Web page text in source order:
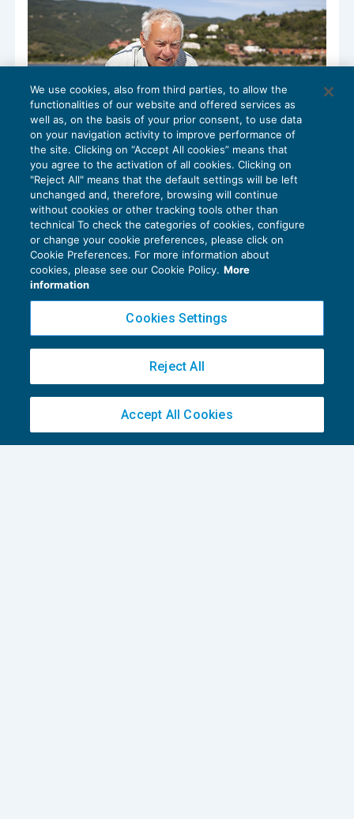
Quota 100: incumulabilità con i redditi da
lavoro
NEWS DEL GIORNO29/08/2019
We use cookies, also from third parties, to allow the
functionalities of our website and offered services as
well as, on the basis of your prior consent, to use data
on your navigation activity to improve performance of
the site. Clicking on “Accept All cookies” means that
you agree to the activation of all cookies. Clicking on
"Reject All" means that the default settings will be left
unchanged and, therefore, browsing will continue
without cookies or other tracking tools other than
technical To check the categories of cookies, configure
or change your cookie preferences, please click on
Cookie Preferences. For more information about
cookies, please see our Cookie Policy. More
information
Cookies Settings
Reject All
Accept All Cookies